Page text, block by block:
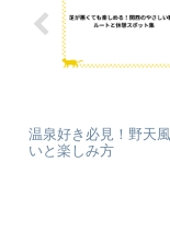
温泉好き必見！野天
いと楽しみ方